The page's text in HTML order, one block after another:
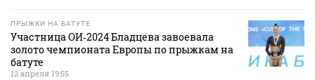
ПРЫЖКИ НА БАТУТЕ
Участница ОИ‑2024 Бладцева завоевала
золото чемпионата Европы по прыжкам на
батуте
12 апреля 19:55